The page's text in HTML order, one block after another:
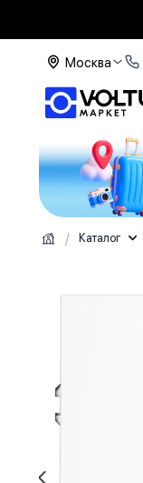
Москва
/ Каталог